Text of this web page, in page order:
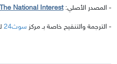
- المصدر الأصلي:The National Interest
- الترجمة والتنقيح خاصة بـ مركز سوث24